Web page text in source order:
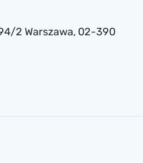
2 Warszawa, 02-390